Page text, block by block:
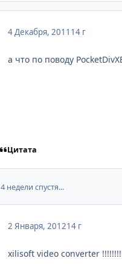
4 Декабря, 2011 14 г
а что по поводу
Цитата
4 недели спустя...
2 Января, 201214 г
xilisoft video converter